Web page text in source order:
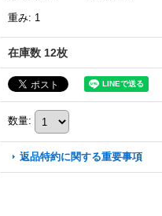
重み: 1
在庫数 12枚
数量:
返品特約に関する重要事項